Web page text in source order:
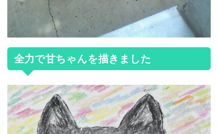
全力で甘ちゃんを描きました